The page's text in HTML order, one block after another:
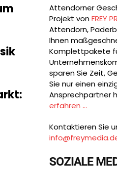
Attendorner
Projekt vonFREY
Attendorn,
Ihnen
Komplettpakete
sparen Sie Zeit,
Sie nur einen
Ansprechpartner
erfahren ...
Kontaktieren Sie
SOZIALE